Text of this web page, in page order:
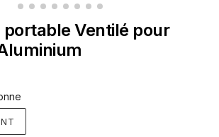
Ventilé pour